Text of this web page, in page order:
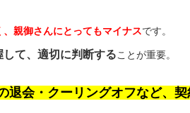
親御さんにとってもマイナスです。
て、適切に判断することが重要。
退会・クーリングオフなど、